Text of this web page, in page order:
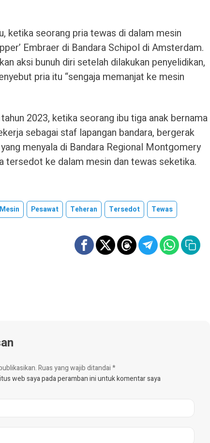
ketika seorang pria tewas di dalam mesin
Embraer di Bandara Schipol di Amsterdam.
aksi bunuh diri setelah dilakukan penyelidikan,
pria itu “sengaja memanjat ke mesin
2023, ketika seorang ibu tiga anak bernama
sebagai staf lapangan bandara, bergerak
menyala di Bandara Regional Montgomery
tersedot ke dalam mesin dan tewas seketika.
Mesin Pesawat Teheran Tersedot Tewas
Ruas yang wajib ditandai*
web saya pada peramban ini untuk komentar saya